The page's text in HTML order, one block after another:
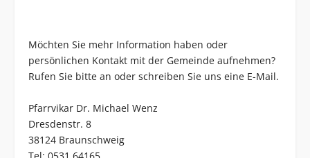
Möchten Sie mehr Information haben oder
persönlichen Kontakt mit der Gemeinde aufnehmen?
Rufen Sie bitte an oder schreiben Sie uns eine E-Mail.
Pfarrvikar Dr. Michael Wenz
Dresdenstr. 8
38124 Braunschweig